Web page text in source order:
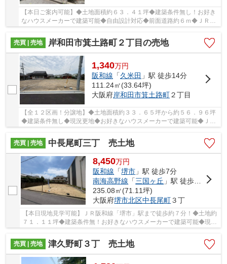
【本日ご案内可能】◆土地面積約６３．４１坪◆建築条件無し！お好き
なハウスメーカーで建築可能◆自由設計対応◆前面道路約６ｍ◆ＪＲ阪
売買 | 売地
岸和田市箕土路町２丁目の売地
1,340万円
阪和線 「久米田 」駅 徒歩14分
111.24㎡(33.64坪)
大阪府岸和田市箕土路町２丁目
【全１２区画！分譲地】◆土地面積約３３．６５坪から約５６．９６坪
◆建築条件無し◆現況更地◆お好きなハウスメーカーで建築可能◆ＪＲ
売買 | 売地
中長尾町三丁 売土地
8,450万円
阪和線 「堺市 」駅 徒歩7分
南海高野線 「三国ヶ丘 」駅 徒歩18分
235.08㎡(71.11坪)
大阪府堺市北区中長尾町３丁
【本日現地見学可能】ＪＲ阪和線「堺市」駅まで徒歩約７分！◆土地約
７１．１１坪◆建築条件無！お好きなハウスメーカーで建築可能◆現況
更地◆即引渡し可能
売買 | 売地
津久野町３丁 売土地